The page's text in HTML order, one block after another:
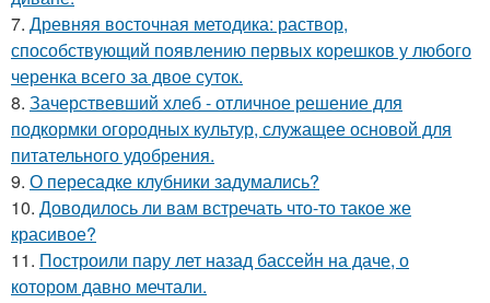
7. Древняя восточная методика: раствор,
способствующий появлению первых корешков у любого
черенка всего за двое суток.
8. Зачерствевший хлеб - отличное решение для
подкормки огородных культур, служащее основой для
питательного удобрения.
9. О пересадке клубники задумались?
10. Доводилось ли вам встречать что-то такое же
красивое?
11. Построили пару лет назад бассейн на даче, о
котором давно мечтали.